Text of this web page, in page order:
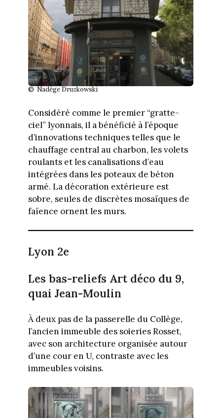
© Nadège Druzkowski
Considéré comme le premier “gratte-
ciel” lyonnais, il a bénéficié à l’époque
d’innovations techniques telles que le
chauffage central au charbon, les volets
roulants et les canalisations d’eau
intégrées dans les poteaux de béton
armé. La décoration extérieure est
sobre, seules de discrètes mosaïques de
faïence ornent les murs.
Lyon 2e
Les bas-reliefs Art déco du 9,
quai Jean-Moulin
À deux pas de la passerelle du Collège,
l’ancien immeuble des soieries Rosset,
avec son architecture organisée autour
d’une cour en U, contraste avec les
immeubles voisins.